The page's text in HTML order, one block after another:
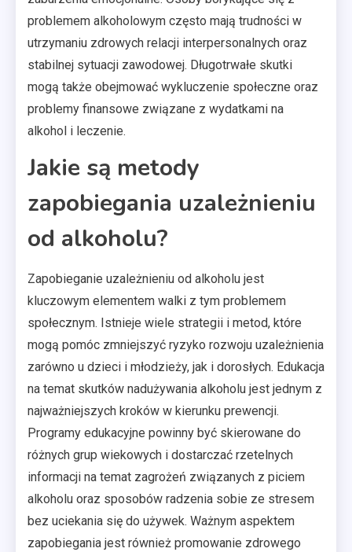
problemem alkoholowym często mają trudności w
utrzymaniu zdrowych relacji interpersonalnych oraz
stabilnej sytuacji zawodowej. Długotrwałe skutki
mogą także obejmować wykluczenie społeczne oraz
problemy finansowe związane z wydatkami na
alkohol i leczenie.
Jakie są metody
zapobiegania uzależnieniu
od alkoholu?
Zapobieganie uzależnieniu od alkoholu jest
kluczowym elementem walki z tym problemem
społecznym. Istnieje wiele strategii i metod, które
mogą pomóc zmniejszyć ryzyko rozwoju uzależnienia
zarówno u dzieci i młodzieży, jak i dorosłych. Edukacja
na temat skutków nadużywania alkoholu jest jednym z
najważniejszych kroków w kierunku prewencji.
Programy edukacyjne powinny być skierowane do
różnych grup wiekowych i dostarczać rzetelnych
informacji na temat zagrożeń związanych z piciem
alkoholu oraz sposobów radzenia sobie ze stresem
bez uciekania się do używek. Ważnym aspektem
zapobiegania jest również promowanie zdrowego